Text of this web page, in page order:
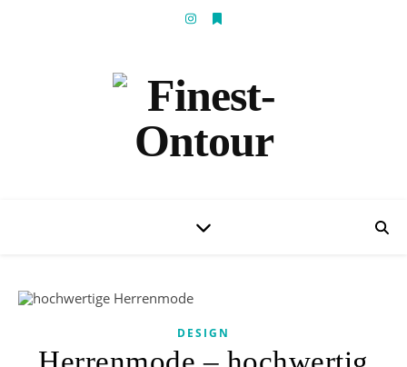
DESIGN